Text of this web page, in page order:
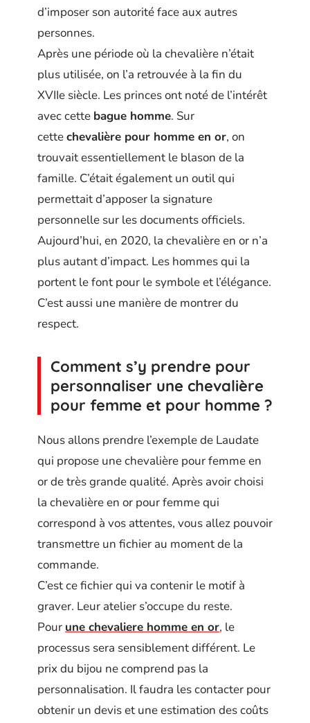
d’imposer son autorité face aux autres
personnes.
Après une période où la chevalière n’était
plus utilisée, on l’a retrouvée à la fin du
XVIIe siècle. Les princes ont noté de l’intérêt
avec cette bague homme. Sur
cettechevalière pour homme en or, on
trouvait essentiellement le blason de la
famille. C’était également un outil qui
permettait d’apposer la signature
personnelle sur les documents officiels.
Aujourd’hui, en 2020, la chevalière en or n’a
plus autant d’impact. Les hommes qui la
portent le font pour le symbole et l’élégance.
C’est aussi une manière de montrer du
respect.
Comment s’y prendre pour
personnaliser une chevalière
pour femme et pour homme ?
Nous allons prendre l’exemple de Laudate
qui propose une chevalière pour femme en
or de très grande qualité. Après avoir choisi
la chevalière en or pour femme qui
correspond à vos attentes, vous allez pouvoir
transmettre un fichier au moment de la
commande.
C’est ce fichier qui va contenir le motif à
graver. Leur atelier s’occupe du reste.
Pour une chevaliere homme en or, le
processus sera sensiblement différent. Le
prix du bijou ne comprend pas la
personnalisation. Il faudra les contacter pour
obtenir un devis et une estimation des coûts